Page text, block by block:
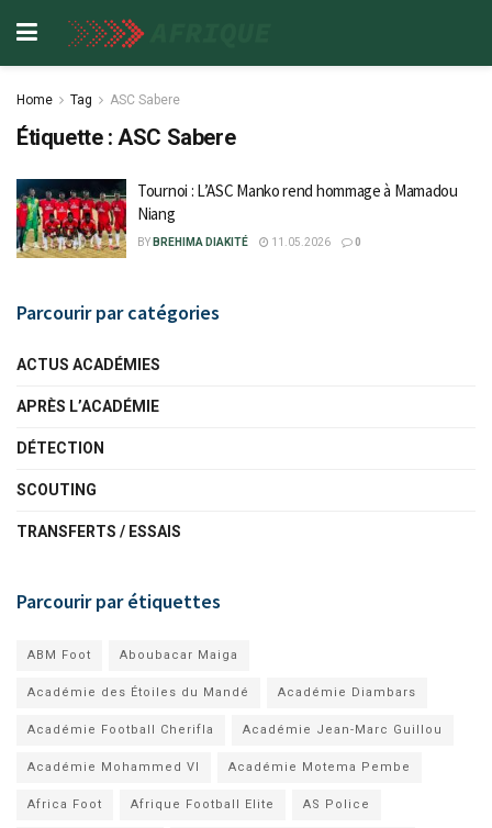
Home Tag ASC Sabere
Étiquette :ASC Sabere
Tournoi : L’ASC Manko rend hommage à Mamadou
Niang
BY BREHIMA DIAKITÉ 11.05.2026 0
Parcourir par catégories
ACTUS ACADÉMIES
APRÈS L’ACADÉMIE
DÉTECTION
SCOUTING
TRANSFERTS / ESSAIS
Parcourir par étiquettes
ABM Foot Aboubacar Maiga
Académie des Étoiles du Mandé Académie Diambars
Académie Football Cherifla Académie Jean-Marc Guillou
Académie Mohammed VI Académie Motema Pembe
Africa Foot Afrique Football Elite AS Police